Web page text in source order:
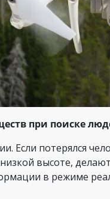
при поиске
Если потерялся
высоте,
в режиме